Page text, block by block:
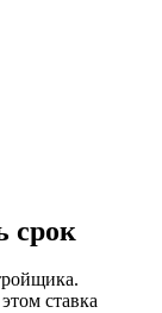
срок
ставка